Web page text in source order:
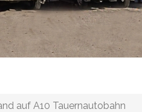
auf A10 Tauernautobahn